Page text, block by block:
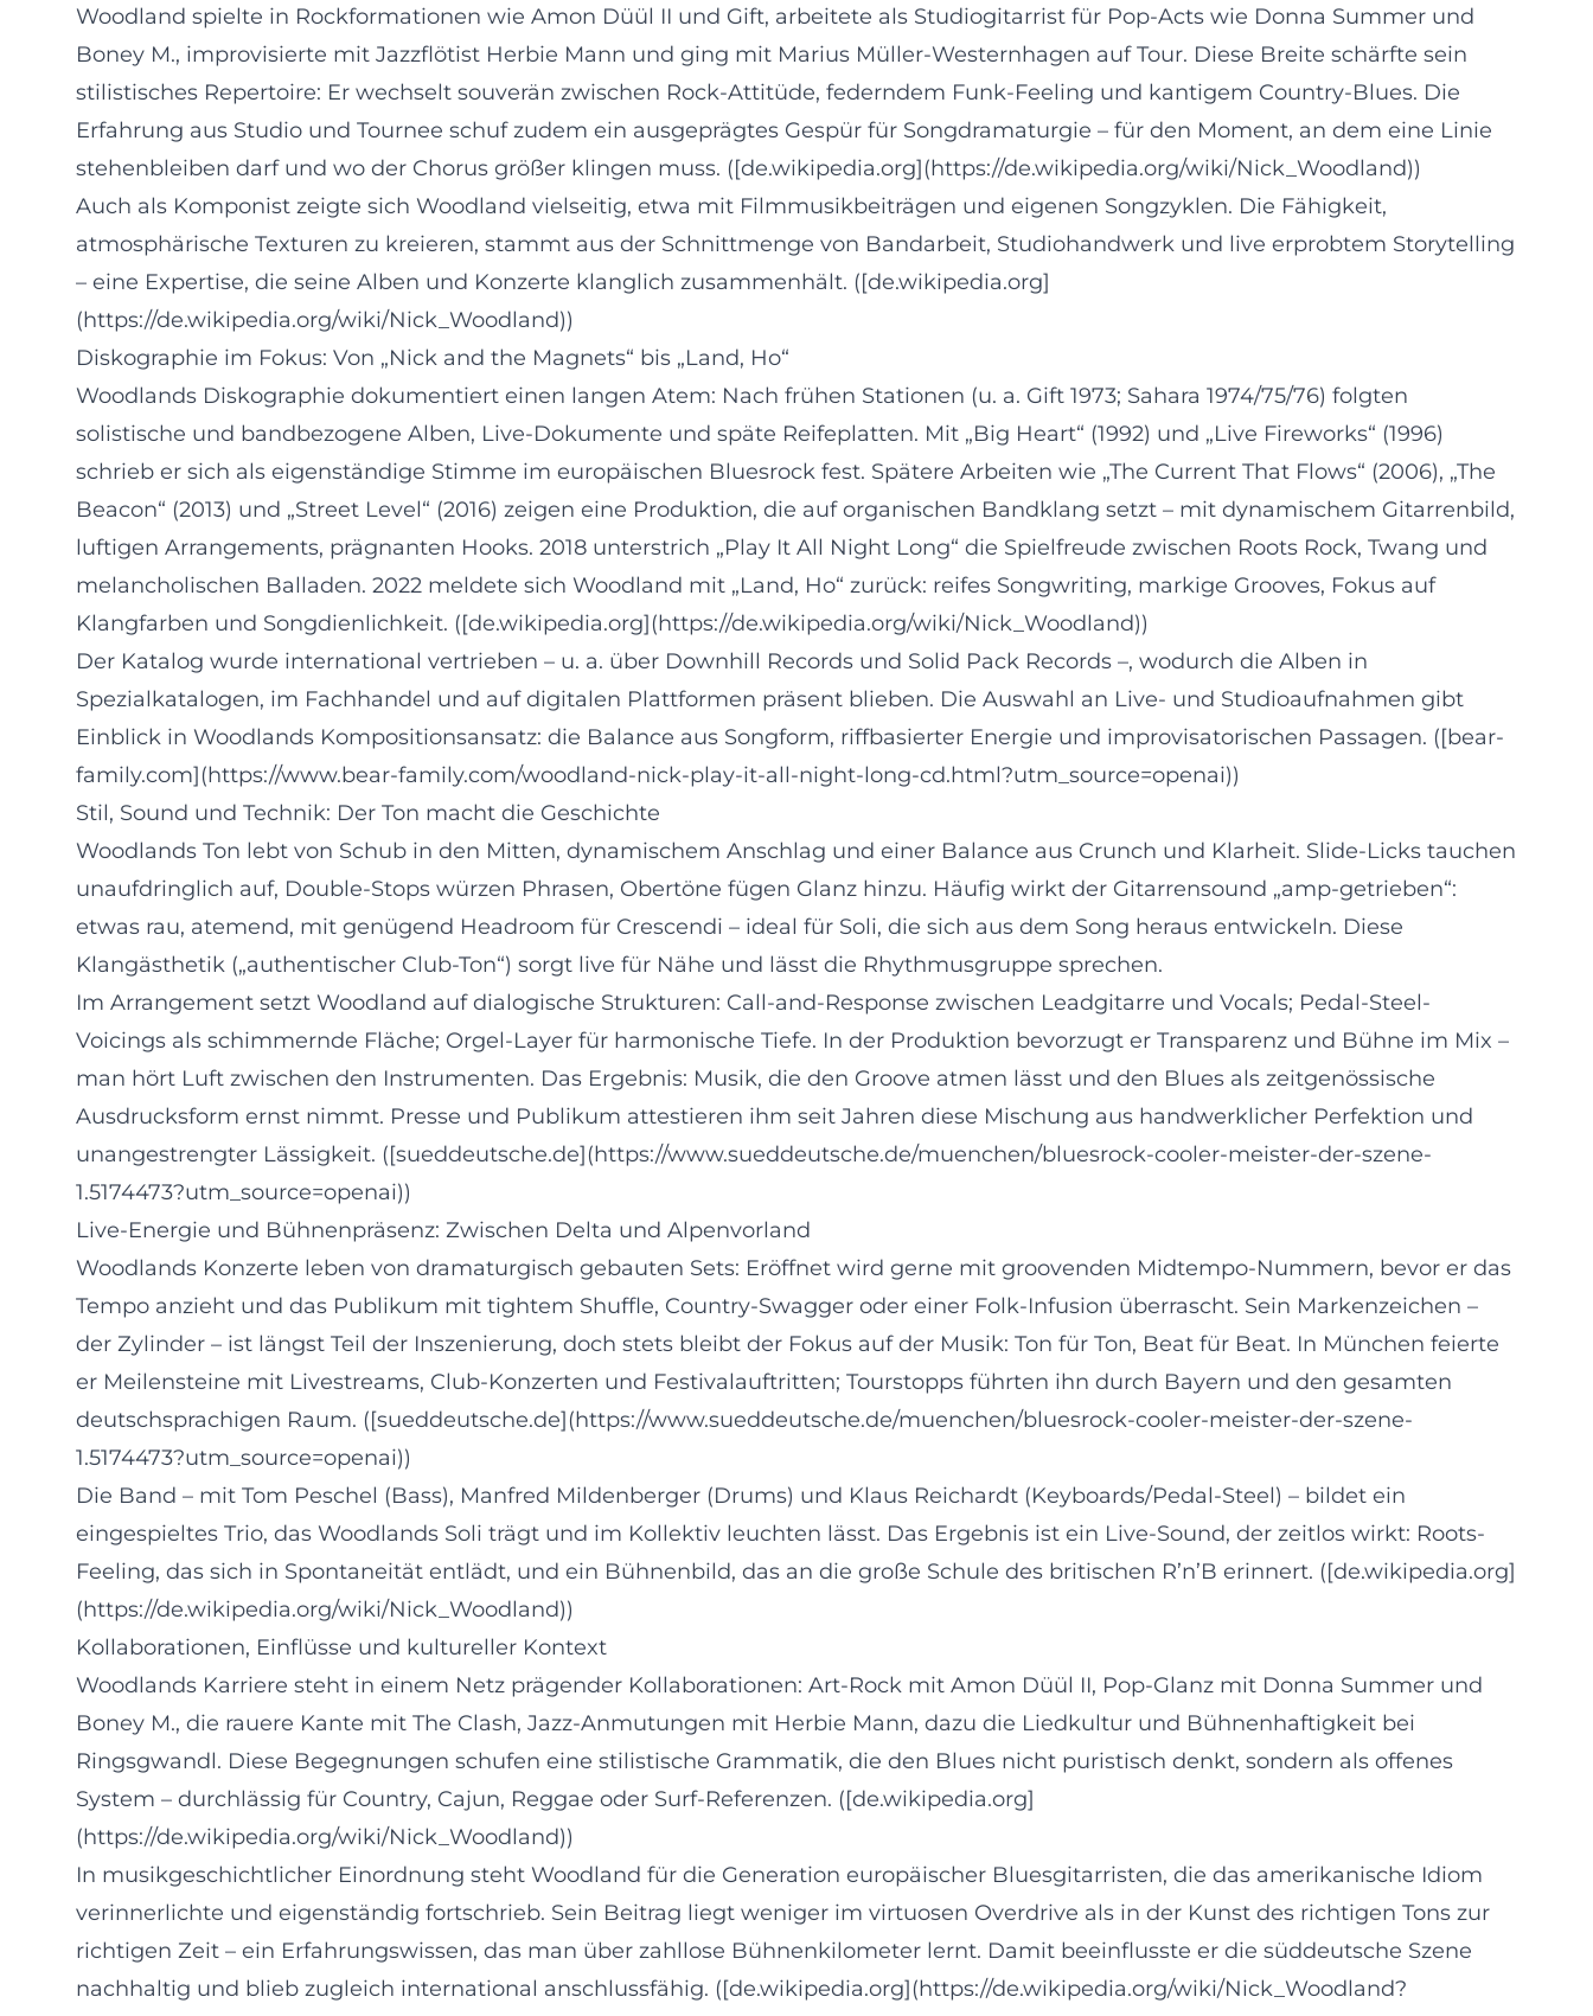
Woodland spielte in Rockformationen wie Amon Düül II und Gift, arbeitete als Studiogitarrist für Pop-Acts wie Donna Summer und
Boney M., improvisierte mit Jazzflötist Herbie Mann und ging mit Marius Müller-Westernhagen auf Tour. Diese Breite schärfte sein
stilistisches Repertoire: Er wechselt souverän zwischen Rock-Attitüde, federndem Funk-Feeling und kantigem Country-Blues. Die
Erfahrung aus Studio und Tournee schuf zudem ein ausgeprägtes Gespür für Songdramaturgie – für den Moment, an dem eine Linie
stehenbleiben darf und wo der Chorus größer klingen muss. ([de.wikipedia.org](https://de.wikipedia.org/wiki/Nick_Woodland))
Auch als Komponist zeigte sich Woodland vielseitig, etwa mit Filmmusikbeiträgen und eigenen Songzyklen. Die Fähigkeit,
atmosphärische Texturen zu kreieren, stammt aus der Schnittmenge von Bandarbeit, Studiohandwerk und live erprobtem Storytelling
– eine Expertise, die seine Alben und Konzerte klanglich zusammenhält. ([de.wikipedia.org]
(https://de.wikipedia.org/wiki/Nick_Woodland))
Diskographie im Fokus: Von „Nick and the Magnets“ bis „Land, Ho“
Woodlands Diskographie dokumentiert einen langen Atem: Nach frühen Stationen (u. a. Gift 1973; Sahara 1974/75/76) folgten
solistische und bandbezogene Alben, Live-Dokumente und späte Reifeplatten. Mit „Big Heart“ (1992) und „Live Fireworks“ (1996)
schrieb er sich als eigenständige Stimme im europäischen Bluesrock fest. Spätere Arbeiten wie „The Current That Flows“ (2006), „The
Beacon“ (2013) und „Street Level“ (2016) zeigen eine Produktion, die auf organischen Bandklang setzt – mit dynamischem Gitarrenbild,
luftigen Arrangements, prägnanten Hooks. 2018 unterstrich „Play It All Night Long“ die Spielfreude zwischen Roots Rock, Twang und
melancholischen Balladen. 2022 meldete sich Woodland mit „Land, Ho“ zurück: reifes Songwriting, markige Grooves, Fokus auf
Klangfarben und Songdienlichkeit. ([de.wikipedia.org](https://de.wikipedia.org/wiki/Nick_Woodland))
Der Katalog wurde international vertrieben – u. a. über Downhill Records und Solid Pack Records –, wodurch die Alben in
Spezialkatalogen, im Fachhandel und auf digitalen Plattformen präsent blieben. Die Auswahl an Live- und Studioaufnahmen gibt
Einblick in Woodlands Kompositionsansatz: die Balance aus Songform, riffbasierter Energie und improvisatorischen Passagen. ([bear-
family.com](https://www.bear-family.com/woodland-nick-play-it-all-night-long-cd.html?utm_source=openai))
Stil, Sound und Technik: Der Ton macht die Geschichte
Woodlands Ton lebt von Schub in den Mitten, dynamischem Anschlag und einer Balance aus Crunch und Klarheit. Slide-Licks tauchen
unaufdringlich auf, Double-Stops würzen Phrasen, Obertöne fügen Glanz hinzu. Häufig wirkt der Gitarrensound „amp-getrieben“:
etwas rau, atemend, mit genügend Headroom für Crescendi – ideal für Soli, die sich aus dem Song heraus entwickeln. Diese
Klangästhetik („authentischer Club-Ton“) sorgt live für Nähe und lässt die Rhythmusgruppe sprechen.
Im Arrangement setzt Woodland auf dialogische Strukturen: Call-and-Response zwischen Leadgitarre und Vocals; Pedal-Steel-
Voicings als schimmernde Fläche; Orgel-Layer für harmonische Tiefe. In der Produktion bevorzugt er Transparenz und Bühne im Mix –
man hört Luft zwischen den Instrumenten. Das Ergebnis: Musik, die den Groove atmen lässt und den Blues als zeitgenössische
Ausdrucksform ernst nimmt. Presse und Publikum attestieren ihm seit Jahren diese Mischung aus handwerklicher Perfektion und
unangestrengter Lässigkeit. ([sueddeutsche.de](https://www.sueddeutsche.de/muenchen/bluesrock-cooler-meister-der-szene-
1.5174473?utm_source=openai))
Live-Energie und Bühnenpräsenz: Zwischen Delta und Alpenvorland
Woodlands Konzerte leben von dramaturgisch gebauten Sets: Eröffnet wird gerne mit groovenden Midtempo-Nummern, bevor er das
Tempo anzieht und das Publikum mit tightem Shuffle, Country-Swagger oder einer Folk-Infusion überrascht. Sein Markenzeichen –
der Zylinder – ist längst Teil der Inszenierung, doch stets bleibt der Fokus auf der Musik: Ton für Ton, Beat für Beat. In München feierte
er Meilensteine mit Livestreams, Club-Konzerten und Festivalauftritten; Tourstopps führten ihn durch Bayern und den gesamten
deutschsprachigen Raum. ([sueddeutsche.de](https://www.sueddeutsche.de/muenchen/bluesrock-cooler-meister-der-szene-
1.5174473?utm_source=openai))
Die Band – mit Tom Peschel (Bass), Manfred Mildenberger (Drums) und Klaus Reichardt (Keyboards/Pedal-Steel) – bildet ein
eingespieltes Trio, das Woodlands Soli trägt und im Kollektiv leuchten lässt. Das Ergebnis ist ein Live-Sound, der zeitlos wirkt: Roots-
Feeling, das sich in Spontaneität entlädt, und ein Bühnenbild, das an die große Schule des britischen R’n’B erinnert. ([de.wikipedia.org]
(https://de.wikipedia.org/wiki/Nick_Woodland))
Kollaborationen, Einflüsse und kultureller Kontext
Woodlands Karriere steht in einem Netz prägender Kollaborationen: Art-Rock mit Amon Düül II, Pop-Glanz mit Donna Summer und
Boney M., die rauere Kante mit The Clash, Jazz-Anmutungen mit Herbie Mann, dazu die Liedkultur und Bühnenhaftigkeit bei
Ringsgwandl. Diese Begegnungen schufen eine stilistische Grammatik, die den Blues nicht puristisch denkt, sondern als offenes
System – durchlässig für Country, Cajun, Reggae oder Surf-Referenzen. ([de.wikipedia.org]
(https://de.wikipedia.org/wiki/Nick_Woodland))
In musikgeschichtlicher Einordnung steht Woodland für die Generation europäischer Bluesgitarristen, die das amerikanische Idiom
verinnerlichte und eigenständig fortschrieb. Sein Beitrag liegt weniger im virtuosen Overdrive als in der Kunst des richtigen Tons zur
richtigen Zeit – ein Erfahrungswissen, das man über zahllose Bühnenkilometer lernt. Damit beeinflusste er die süddeutsche Szene
nachhaltig und blieb zugleich international anschlussfähig. ([de.wikipedia.org](https://de.wikipedia.org/wiki/Nick_Woodland?